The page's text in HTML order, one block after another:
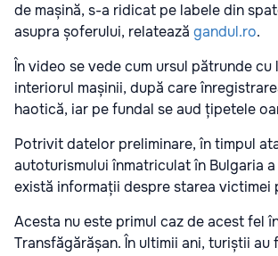
de mașină, s-a ridicat pe labele din
asupra șoferului, relatează gandul.ro.
În video se vede cum ursul pătrunde cu
interiorul mașinii, după care
haotică, iar pe fundal se aud țipetele
Potrivit datelor preliminare, în timpul
autoturismului înmatriculat în Bulgaria
există informații despre starea victimei
Acesta nu este primul caz de acest fel
Transfăgărășan. În ultimii ani, turiștii au